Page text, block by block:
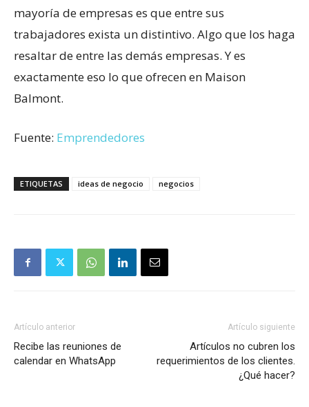
mayoría de empresas es que entre sus
trabajadores exista un distintivo. Algo que los haga
resaltar de entre las demás empresas. Y es
exactamente eso lo que ofrecen en Maison
Balmont.
Fuente: Emprendedores
ETIQUETAS ideas de negocio negocios
Artículo anterior
Recibe las reuniones de
calendar en WhatsApp
Artículo siguiente
Artículos no cubren los
requerimientos de los clientes.
¿Qué hacer?